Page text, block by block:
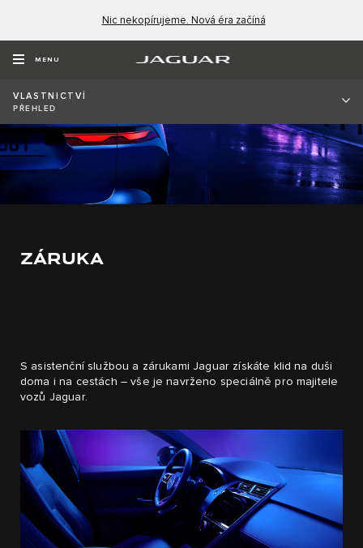
Nic nekopírujeme. Nová éra začíná
MENU
VLASTNICTVÍ
PŘEHLED
ZÁRUKA
S asistenční službou a zárukami Jaguar získáte klid na duši
doma i na cestách – vše je navrženo speciálně pro majitele
vozů Jaguar.